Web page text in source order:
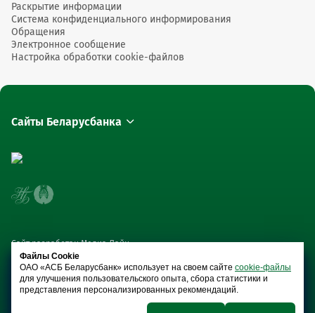
Раскрытие информации
Система конфиденциального информирования
Обращения
Электронное сообщение
Настройка обработки cookie-файлов
Сайты Беларусбанка
Сайт разработан Медиа Лайн
Файлы Cookie
ОАО «АСБ Беларусбанк» использует на своем сайте cookie-файлы
для улучшения пользовательского опыта, сбора статистики и
представления персонализированных рекомендаций.